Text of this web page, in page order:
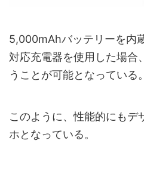
5,000mAhバッテリーを内
対応充電器を使用した場合
うことが可能となっている。
このように、性能的にもデ
ホとなっている。